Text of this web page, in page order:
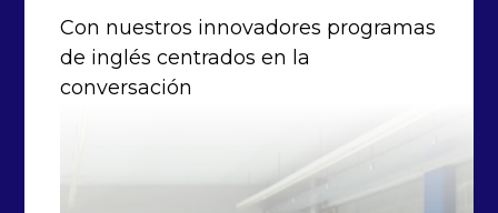
Con nuestros innovadores programas
de inglés centrados en la
conversación